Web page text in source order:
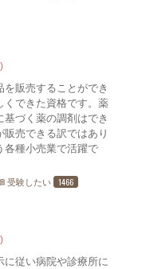
販売することができ
くできた資格です。薬
づく薬の調剤はでき
売できる訳ではあり
各種小売業で活躍で
受験したい 1466
従い病院や診療所に